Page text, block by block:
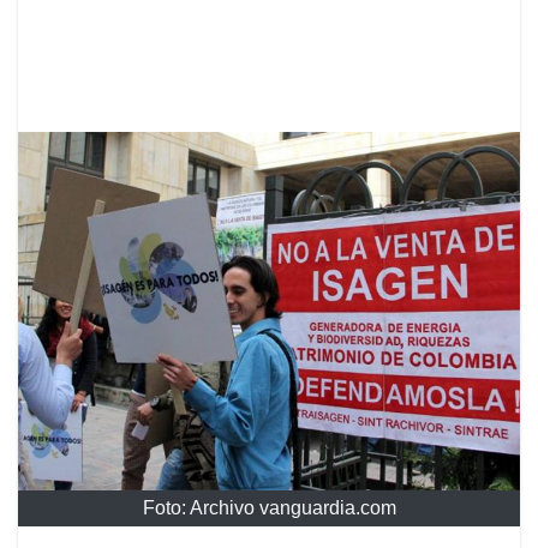
Foto: Archivo vanguardia.com